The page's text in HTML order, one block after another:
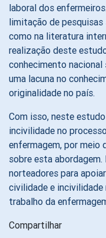
laboral dos
limitação de pesquisas
como na literatura
realização deste
conhecimento
uma lacuna no
originalidade no país.
Com isso, neste
incivilidade no
enfermagem, por meio
sobre esta
norteadores para
civilidade e
trabalho da
Compartilhar